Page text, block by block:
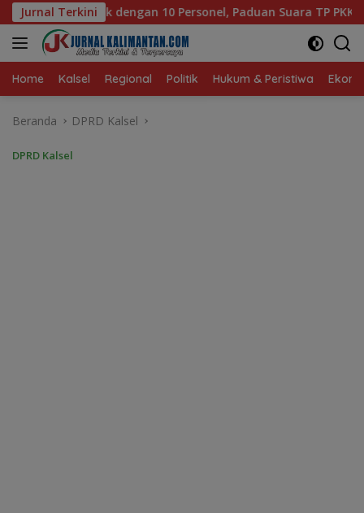
Langsung
ke
konten
Jurnal Terkini
Paduan Suara TP PKK Tanah Bumbu Sabet Juara II
Home Kalsel Regional Politik Hukum & Peristiwa
Beranda DPRD Kalsel
DPRD Kalsel